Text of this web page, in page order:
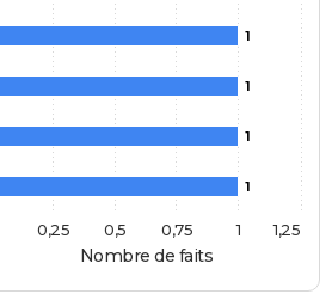
Nombre de faits
1
1
1
1
1
0,25 0,5 0,75 1,25